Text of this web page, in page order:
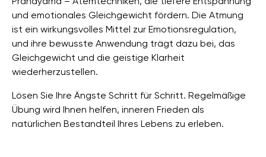
und emotionales Gleichgewicht fördern. Die Atmung
ist ein wirkungsvolles Mittel zur Emotionsregulation,
und ihre bewusste Anwendung trägt dazu bei, das
Gleichgewicht und die geistige Klarheit
wiederherzustellen.
Lösen Sie Ihre Ängste Schritt für Schritt. Regelmäßige
Übung wird Ihnen helfen, inneren Frieden als
natürlichen Bestandteil Ihres Lebens zu erleben.